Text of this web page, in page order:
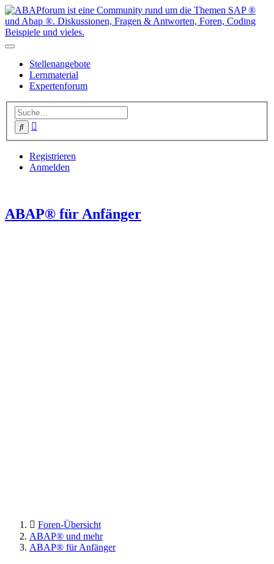
Stellenangebote
Lernmaterial
Expertenforum
Suche
Registrieren
Anmelden
ABAP® für Anfänger
Foren-Übersicht
ABAP® und mehr
ABAP® für Anfänger